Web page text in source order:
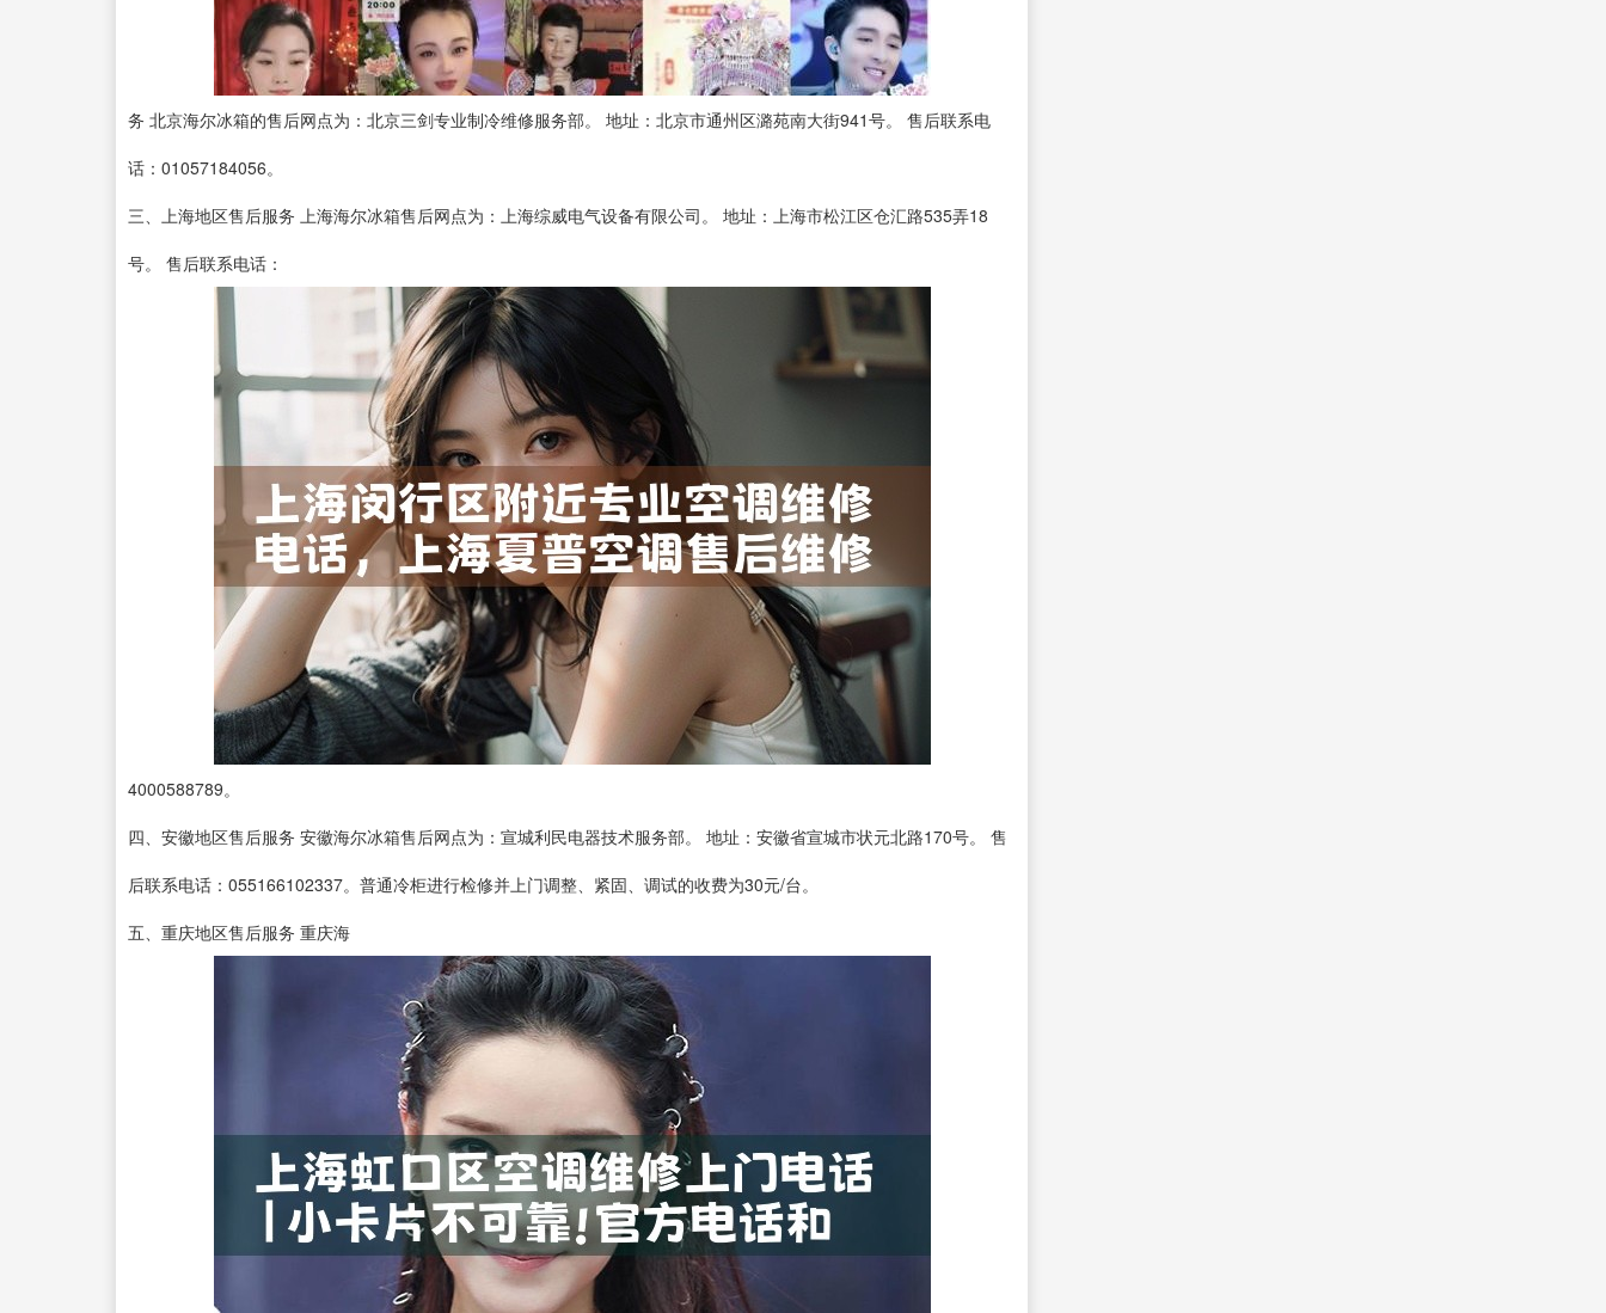
务 北京海尔冰箱的售后网点为：北京三剑专业制冷维修服务部。 地址：北京市通州区潞苑南大街941号。 售后联系电
话：01057184056。
三、上海地区售后服务 上海海尔冰箱售后网点为：上海综威电气设备有限公司。 地址：上海市松江区仓汇路535弄18
号。 售后联系电话：
4000588789。
四、安徽地区售后服务 安徽海尔冰箱售后网点为：宣城利民电器技术服务部。 地址：安徽省宣城市状元北路170号。 售
后联系电话：055166102337。普通冷柜进行检修并上门调整、紧固、调试的收费为30元/台。
五、重庆地区售后服务 重庆海